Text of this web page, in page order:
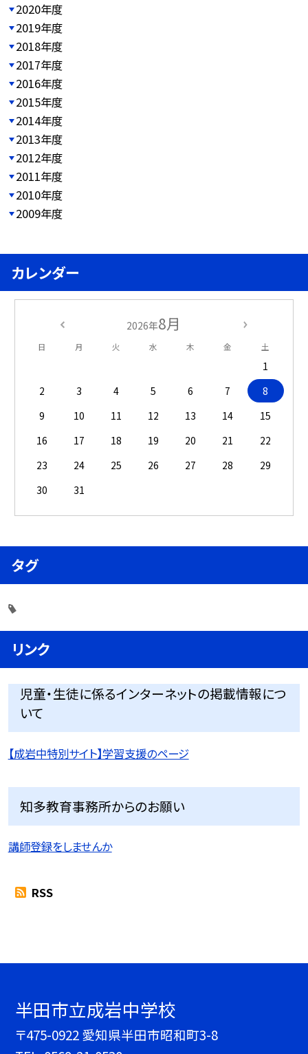
2020年度
2019年度
2018年度
2017年度
2016年度
2015年度
2014年度
2013年度
2012年度
2011年度
2010年度
2009年度
カレンダー
2026年8月
日 月 火 水 木 金 土
1
2
3 4 5 6 7
8
9
10 11 12 13 14
15
16
17 18 19 20 21
22
23
24 25 26 27 28
29
30
31
タグ
リンク
児童・生徒に係るインターネットの掲載情報につ
いて
【成岩中特別サイト】学習支援のページ
知多教育事務所からのお願い
講師登録をしませんか
RSS
半田市立成岩中学校
〒475-0922 愛知県半田市昭和町3-8